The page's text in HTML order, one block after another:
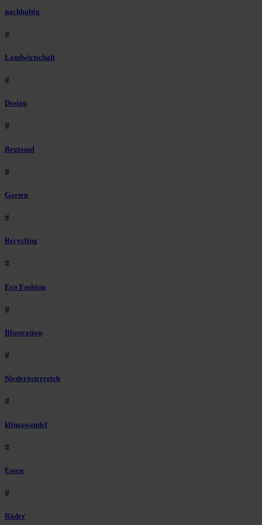
nachhaltig
#
Landwirtschaft
#
Design
#
Regional
#
Garten
#
Recycling
#
Eco Fashion
#
Illustration
#
Niederösterreich
#
klimawandel
#
Essen
#
Räder